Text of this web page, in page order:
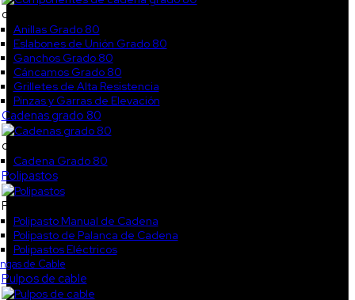
col2
Anillas Grado 80
Eslabones de Unión Grado 80
Ganchos Grado 80
Cáncamos Grado 80
Grilletes de Alta Resistencia
Pinzas y Garras de Elevación
Cadenas grado 80
cokl3
Cadena Grado 80
Polipastos
Polipastos
Polipasto Manual de Cadena
Polipasto de Palanca de Cadena
Polipastos Eléctricos
de Cable
Pulpos de cable